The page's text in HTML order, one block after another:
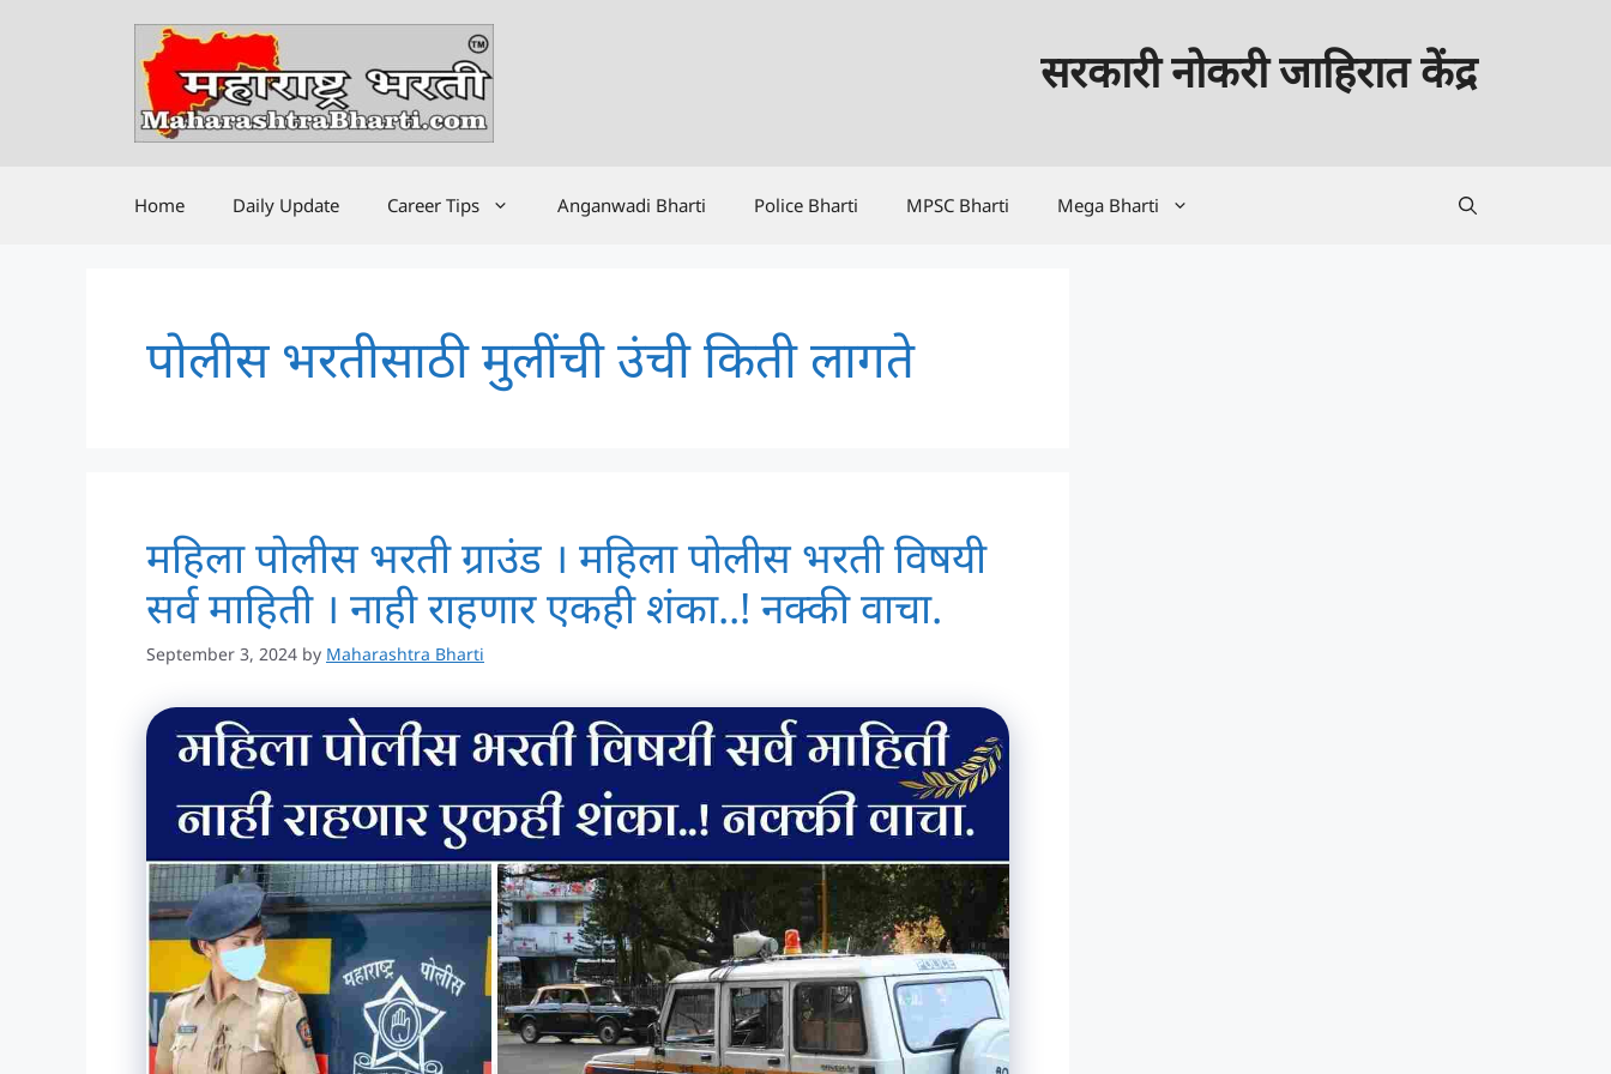
सरकारी नोकरी जाहिरात केंद्र
Home Daily Update Career Tips Anganwadi Bharti Police Bharti MPSC Bharti Mega Bharti
पोलीस भरतीसाठी मुलींची उंची किती लागते
महिला पोलीस भरती ग्राउंड । महिला पोलीस भरती विषयी
सर्व माहिती । नाही राहणार एकही शंका..! नक्की वाचा.
September 3, 2024 by Maharashtra Bharti